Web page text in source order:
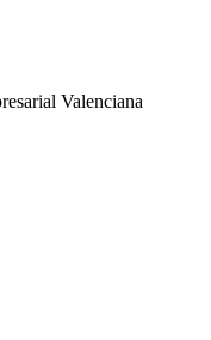
Valenciana